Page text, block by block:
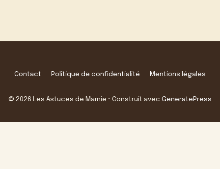
Contact Politique de confidentialité Mentions légales
© 2026 Les Astuces de Mamie • Construit avec GeneratePress